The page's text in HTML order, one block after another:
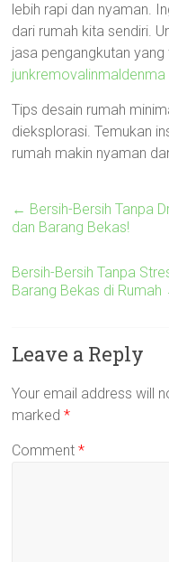
lebih rapi dan nyaman.
dari rumah kita sendiri.
jasa pengangkutan yang
junkremovalinmaldenma
Tips desain rumah
dieksplorasi. Temukan
rumah makin nyaman
← Bersih-Bersih Tanpa
dan Barang Bekas!
Bersih-Bersih Tanpa
Barang Bekas di Rumah
Leave a Reply
Your email address will
marked*
Comment*